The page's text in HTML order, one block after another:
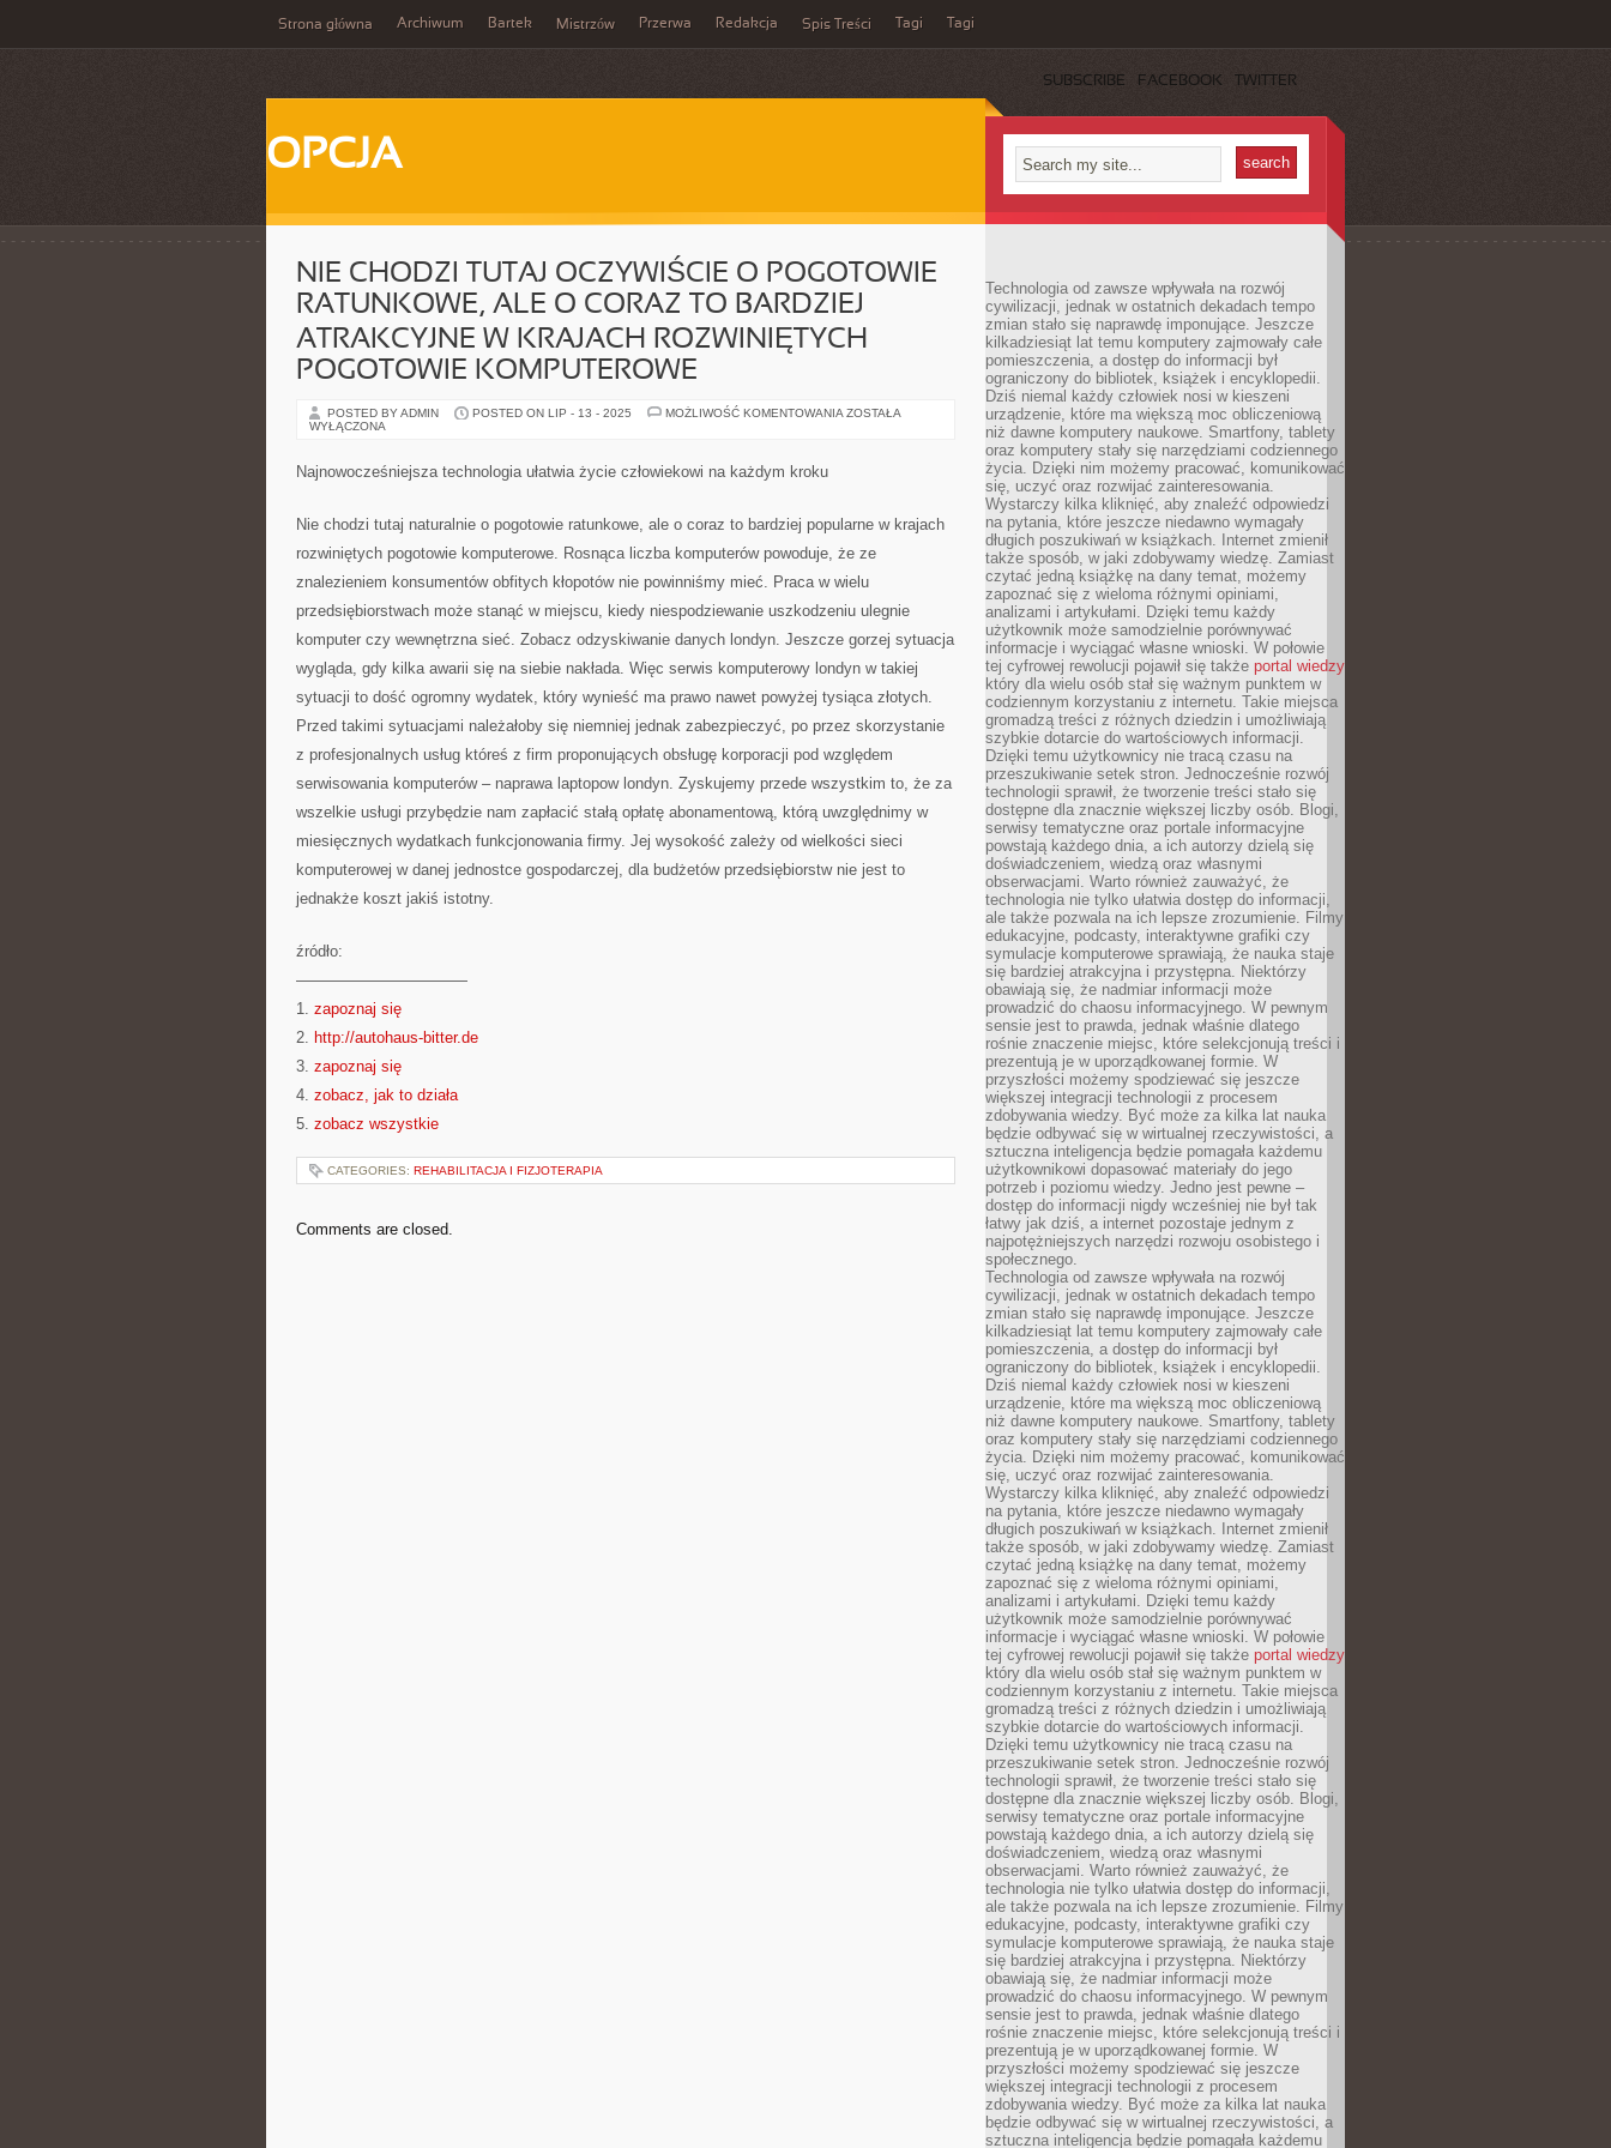
Strona główna Archiwum Bartek Mistrzów Przerwa Redakcja Spis Treści Tagi Tagi
SUBSCRIBE FACEBOOK TWITTER
OPCJA
NIE CHODZI TUTAJ OCZYWIŚCIE O POGOTOWIE
RATUNKOWE, ALE O CORAZ TO BARDZIEJ
ATRAKCYJNE W KRAJACH ROZWINIĘTYCH
POGOTOWIE KOMPUTEROWE
POSTED BY ADMIN POSTED ON LIP - 13 - 2025 MOŻLIWOŚĆ KOMENTOWANIA NIE
CORAZ
BARDZIEJ
W
ROZWINIĘTYCH
POGOTOWIE
KOMPUTEROWE
ZOSTAŁA
WYŁĄCZONA
Najnowocześniejsza technologia ułatwia życie człowiekowi na każdym kroku
Nie chodzi tutaj naturalnie o pogotowie ratunkowe, ale o coraz to bardziej popularne w krajach
rozwiniętych pogotowie komputerowe. Rosnąca liczba komputerów powoduje, że ze
znalezieniem konsumentów obfitych kłopotów nie powinniśmy mieć. Praca w wielu
przedsiębiorstwach może stanąć w miejscu, kiedy niespodziewanie uszkodzeniu ulegnie
komputer czy wewnętrzna sieć. Zobacz odzyskiwanie danych londyn. Jeszcze gorzej sytuacja
wygląda, gdy kilka awarii się na siebie nakłada. Więc serwis komputerowy londyn w takiej
sytuacji to dość ogromny wydatek, który wynieść ma prawo nawet powyżej tysiąca złotych.
Przed takimi sytuacjami należałoby się niemniej jednak zabezpieczyć, po przez skorzystanie
z profesjonalnych usług któreś z firm proponujących obsługę korporacji pod względem
serwisowania komputerów – naprawa laptopow londyn. Zyskujemy przede wszystkim to, że za
wszelkie usługi przybędzie nam zapłacić stałą opłatę abonamentową, którą uwzględnimy w
miesięcznych wydatkach funkcjonowania firmy. Jej wysokość zależy od wielkości sieci
komputerowej w danej jednostce gospodarczej, dla budżetów przedsiębiorstw nie jest to
jednakże koszt jakiś istotny.
źródło:
———————————
1. zapoznaj się
2. http://autohaus-bitter.de
3. zapoznaj się
4. zobacz, jak to działa
5. zobacz wszystkie
CATEGORIES: REHABILITACJA I FIZJOTERAPIA
Comments are closed.
Technologia od zawsze wpływała na rozwój
cywilizacji, jednak w ostatnich dekadach tempo
zmian stało się naprawdę imponujące. Jeszcze
kilkadziesiąt lat temu komputery zajmowały całe
pomieszczenia, a dostęp do informacji był
ograniczony do bibliotek, książek i encyklopedii.
Dziś niemal każdy człowiek nosi w kieszeni
urządzenie, które ma większą moc obliczeniową
niż dawne komputery naukowe. Smartfony, tablety
oraz komputery stały się narzędziami codziennego
życia. Dzięki nim możemy pracować, komunikować
się, uczyć oraz rozwijać zainteresowania.
Wystarczy kilka kliknięć, aby znaleźć odpowiedzi
na pytania, które jeszcze niedawno wymagały
długich poszukiwań w książkach. Internet zmienił
także sposób, w jaki zdobywamy wiedzę. Zamiast
czytać jedną książkę na dany temat, możemy
zapoznać się z wieloma różnymi opiniami,
analizami i artykułami. Dzięki temu każdy
użytkownik może samodzielnie porównywać
informacje i wyciągać własne wnioski. W połowie
tej cyfrowej rewolucji pojawił się także portal wiedzy
który dla wielu osób stał się ważnym punktem w
codziennym korzystaniu z internetu. Takie miejsca
gromadzą treści z różnych dziedzin i umożliwiają
szybkie dotarcie do wartościowych informacji.
Dzięki temu użytkownicy nie tracą czasu na
przeszukiwanie setek stron. Jednocześnie rozwój
technologii sprawił, że tworzenie treści stało się
dostępne dla znacznie większej liczby osób. Blogi,
serwisy tematyczne oraz portale informacyjne
powstają każdego dnia, a ich autorzy dzielą się
doświadczeniem, wiedzą oraz własnymi
obserwacjami. Warto również zauważyć, że
technologia nie tylko ułatwia dostęp do informacji,
ale także pozwala na ich lepsze zrozumienie. Filmy
edukacyjne, podcasty, interaktywne grafiki czy
symulacje komputerowe sprawiają, że nauka staje
się bardziej atrakcyjna i przystępna. Niektórzy
obawiają się, że nadmiar informacji może
prowadzić do chaosu informacyjnego. W pewnym
sensie jest to prawda, jednak właśnie dlatego
rośnie znaczenie miejsc, które selekcjonują treści i
prezentują je w uporządkowanej formie. W
przyszłości możemy spodziewać się jeszcze
większej integracji technologii z procesem
zdobywania wiedzy. Być może za kilka lat nauka
będzie odbywać się w wirtualnej rzeczywistości, a
sztuczna inteligencja będzie pomagała każdemu
użytkownikowi dopasować materiały do jego
potrzeb i poziomu wiedzy. Jedno jest pewne –
dostęp do informacji nigdy wcześniej nie był tak
łatwy jak dziś, a internet pozostaje jednym z
najpotężniejszych narzędzi rozwoju osobistego i
społecznego.
Technologia od zawsze wpływała na rozwój
cywilizacji, jednak w ostatnich dekadach tempo
zmian stało się naprawdę imponujące. Jeszcze
kilkadziesiąt lat temu komputery zajmowały całe
pomieszczenia, a dostęp do informacji był
ograniczony do bibliotek, książek i encyklopedii.
Dziś niemal każdy człowiek nosi w kieszeni
urządzenie, które ma większą moc obliczeniową
niż dawne komputery naukowe. Smartfony, tablety
oraz komputery stały się narzędziami codziennego
życia. Dzięki nim możemy pracować, komunikować
się, uczyć oraz rozwijać zainteresowania.
Wystarczy kilka kliknięć, aby znaleźć odpowiedzi
na pytania, które jeszcze niedawno wymagały
długich poszukiwań w książkach. Internet zmienił
także sposób, w jaki zdobywamy wiedzę. Zamiast
czytać jedną książkę na dany temat, możemy
zapoznać się z wieloma różnymi opiniami,
analizami i artykułami. Dzięki temu każdy
użytkownik może samodzielnie porównywać
informacje i wyciągać własne wnioski. W połowie
tej cyfrowej rewolucji pojawił się także portal wiedzy
który dla wielu osób stał się ważnym punktem w
codziennym korzystaniu z internetu. Takie miejsca
gromadzą treści z różnych dziedzin i umożliwiają
szybkie dotarcie do wartościowych informacji.
Dzięki temu użytkownicy nie tracą czasu na
przeszukiwanie setek stron. Jednocześnie rozwój
technologii sprawił, że tworzenie treści stało się
dostępne dla znacznie większej liczby osób. Blogi,
serwisy tematyczne oraz portale informacyjne
powstają każdego dnia, a ich autorzy dzielą się
doświadczeniem, wiedzą oraz własnymi
obserwacjami. Warto również zauważyć, że
technologia nie tylko ułatwia dostęp do informacji,
ale także pozwala na ich lepsze zrozumienie. Filmy
edukacyjne, podcasty, interaktywne grafiki czy
symulacje komputerowe sprawiają, że nauka staje
się bardziej atrakcyjna i przystępna. Niektórzy
obawiają się, że nadmiar informacji może
prowadzić do chaosu informacyjnego. W pewnym
sensie jest to prawda, jednak właśnie dlatego
rośnie znaczenie miejsc, które selekcjonują treści i
prezentują je w uporządkowanej formie. W
przyszłości możemy spodziewać się jeszcze
większej integracji technologii z procesem
zdobywania wiedzy. Być może za kilka lat nauka
będzie odbywać się w wirtualnej rzeczywistości, a
sztuczna inteligencja będzie pomagała każdemu